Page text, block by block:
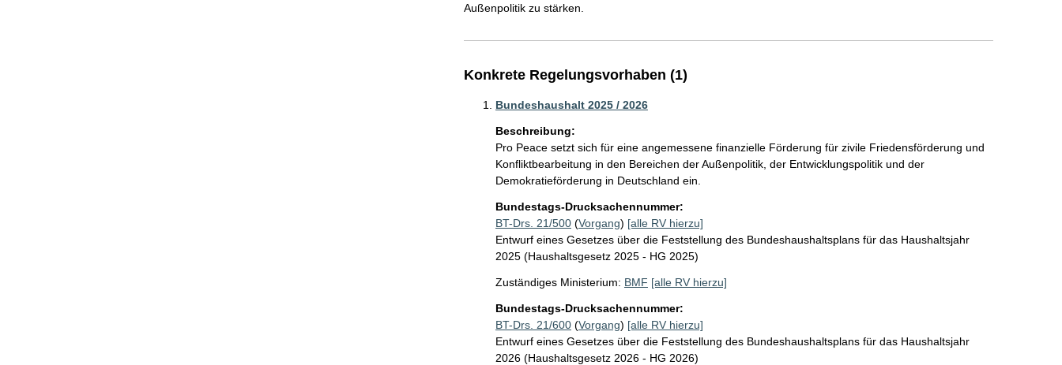
Außenpolitik zu stärken.
Konkrete Regelungsvorhaben (1)
Bundeshaushalt 2025 / 2026
Beschreibung:
Pro Peace setzt sich für eine angemessene finanzielle Förderung für zivile Friedensförderung und
Konfliktbearbeitung in den Bereichen der Außenpolitik, der Entwicklungspolitik und der
Demokratieförderung in Deutschland ein.
Bundestags-Drucksachennummer:
BT-Drs. 21/500(Vorgang) [alle RV hierzu]
Entwurf eines Gesetzes über die Feststellung des Bundeshaushaltsplans für das Haushaltsjahr
2025 (Haushaltsgesetz 2025 - HG 2025)
Zuständiges Ministerium: BMF [alle RV hierzu]
Bundestags-Drucksachennummer:
BT-Drs. 21/600(Vorgang) [alle RV hierzu]
Entwurf eines Gesetzes über die Feststellung des Bundeshaushaltsplans für das Haushaltsjahr
2026 (Haushaltsgesetz 2026 - HG 2026)